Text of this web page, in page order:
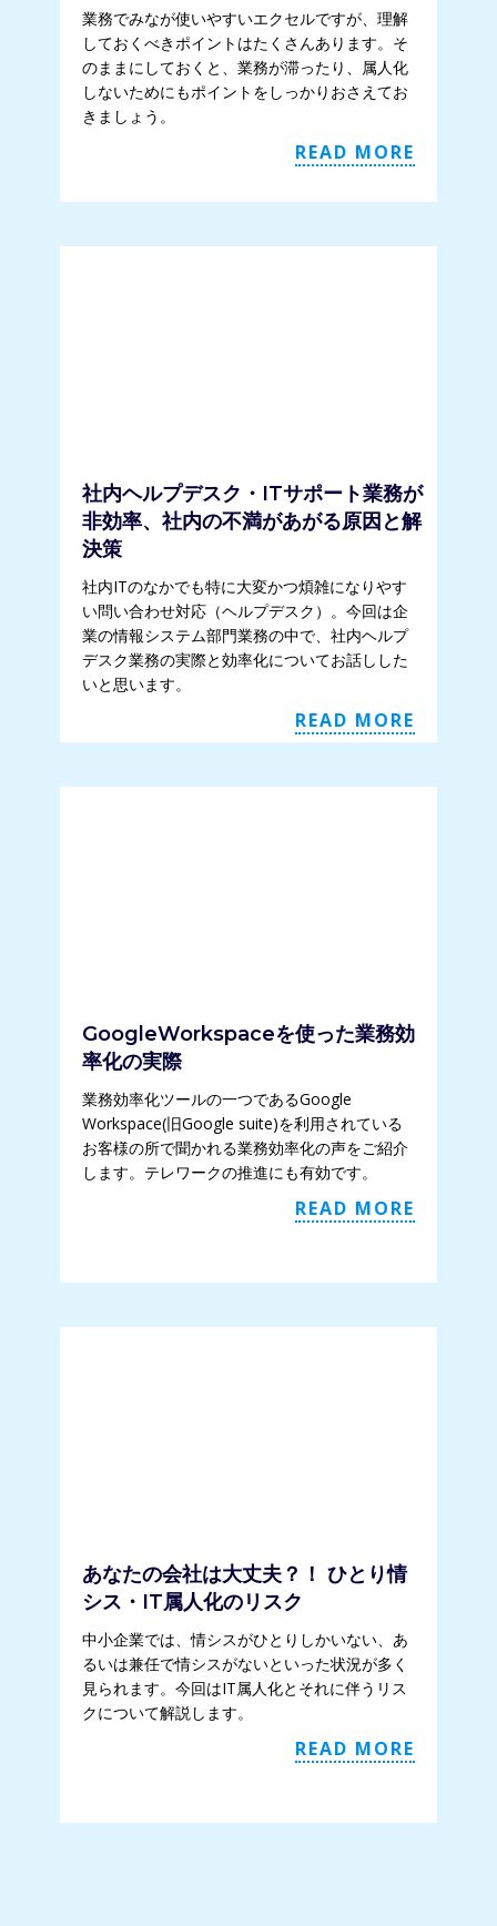
業務でみなが使いやすいエクセルですが、理解
しておくべきポイントはたくさんあります。そ
のままにしておくと、業務が滞ったり、属人化
しないためにもポイントをしっかりおさえてお
きましょう。
READ MORE
社内ヘルプデスク・ITサポート業務が
非効率、社内の不満があがる原因と解
決策
社内ITのなかでも特に大変かつ煩雑になりやす
い問い合わせ対応（ヘルプデスク）。今回は企
業の情報システム部門業務の中で、社内ヘルプ
デスク業務の実際と効率化についてお話しした
いと思います。
READ MORE
GoogleWorkspaceを使った業務効
率化の実際
業務効率化ツールの一つであるGoogle
Workspace(旧Google suite)を利用されている
お客様の所で聞かれる業務効率化の声をご紹介
します。テレワークの推進にも有効です。
READ MORE
あなたの会社は大丈夫？！ ひとり情
シス・IT属人化のリスク
中小企業では、情シスがひとりしかいない、あ
るいは兼任で情シスがないといった状況が多く
見られます。今回はIT属人化とそれに伴うリス
クについて解説します。
READ MORE